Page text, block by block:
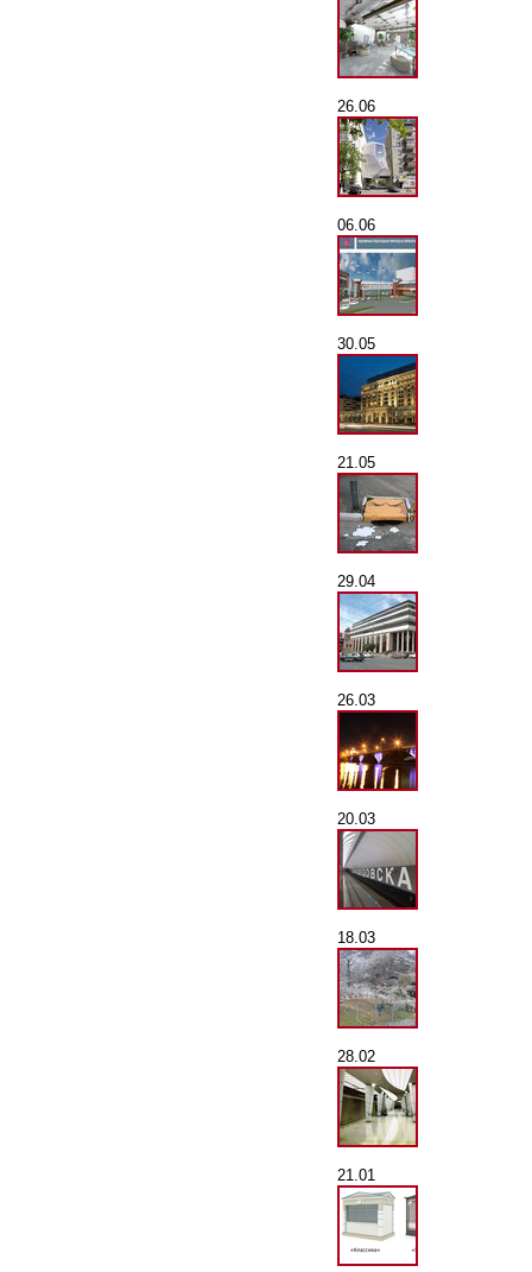
26.06
06.06
30.05
21.05
29.04
26.03
20.03
18.03
28.02
21.01